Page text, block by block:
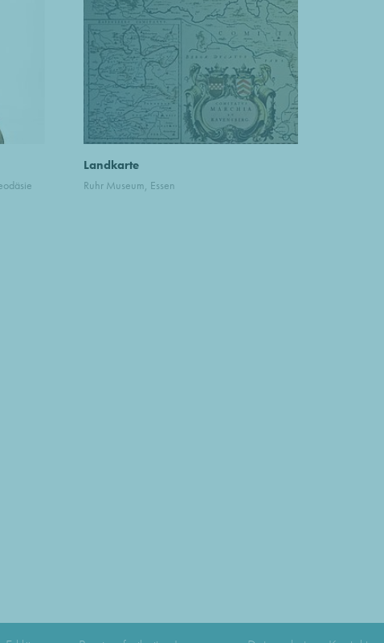
Landkarte
Ruhr Museum, Essen